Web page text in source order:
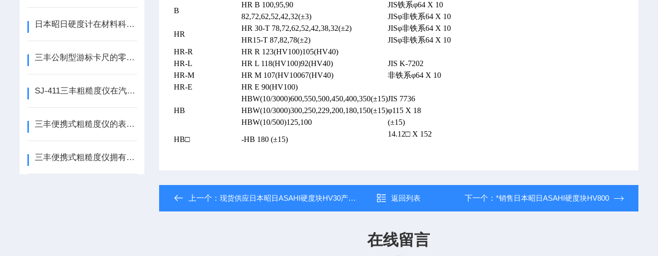
日本昭日硬度计在材料科学和工程质量控制中的重要性
三丰公制型游标卡尺的零点误差是什么？
SJ-411三丰粗糙度仪在汽车零部件制造中的重要作用
三丰便携式粗糙度仪的表面粗糙程度相对而言是重要的
三丰便携式粗糙度仪拥有丰富的参数
B
HR B 100,95,90
82,72,62,52,42,32(±3)
JIS铁系φ64 X 10
JISφ非铁系64 X 10
HR
HR 30-T 78,72,62,52,42,38,32(±2)
HR15-T 87,82,78(±2)
JISφ非铁系64 X 10
JISφ非铁系64 X 10
HR-R
HR-L
HR-M
HR-E
HR R 123(HV100)105(HV40)
HR L 118(HV100)92(HV40)
HR M 107(HV10067(HV40)
HR E 90(HV100)
JIS K-7202
非铁系φ64 X 10
HB
HBW(10/3000)600,550,500,450,400,350(±15)
HBW(10/3000)300,250,229,200,180,150(±15)
HBW(10/500)125,100
JIS 7736
φ115 X 18
(±15)
HB□ -HB 180 (±15)
14.12□ X 152
上一个：现货供应日本昭日ASAHI硬度块HV30产品介绍 返回列表 下一个： *销售日本昭日ASAHI硬度块HV800
在线留言